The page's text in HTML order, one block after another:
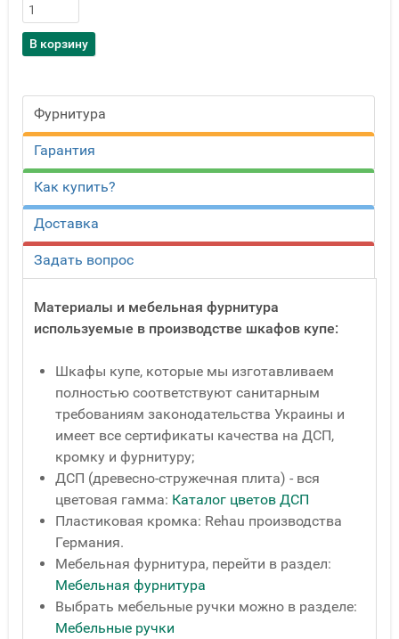
Фурнитура
Гарантия
Как купить?
Доставка
Задать вопрос
Материалы и мебельная фурнитура
используемые в производстве шкафов купе:
Шкафы купе, которые мы изготавливаем
полностью соответствуют санитарным
требованиям законодательства Украины и
имеет все сертификаты качества на ДСП,
кромку и фурнитуру;
ДСП (древесно-стружечная плита) - вся
цветовая гамма: Каталог цветов ДСП
Пластиковая кромка: Rehau производства
Германия.
Мебельная фурнитура, перейти в раздел:
Мебельная фурнитура
Выбрать мебельные ручки можно в разделе:
Мебельные ручки